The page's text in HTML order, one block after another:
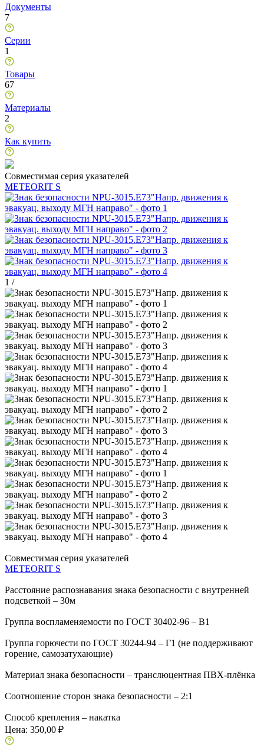
Документы
7
Серии
1
Товары
67
Материалы
2
Как купить
Совместимая серия указателей
METEORIT S
1 /
Совместимая серия указателей
METEORIT S
Расстояние распознавания знака безопасности с внутренней
подсветкой – 30м
Группа воспламеняемости по ГОСТ 30402-96 – В1
Группа горючести по ГОСТ 30244-94 – Г1 (не поддерживают
горение, самозатухающие)
Материал знака безопасности – транслюцентная ПВХ-плёнка
Соотношение сторон знака безопасности – 2:1
Способ крепления – накатка
Цена: 350,00 ₽